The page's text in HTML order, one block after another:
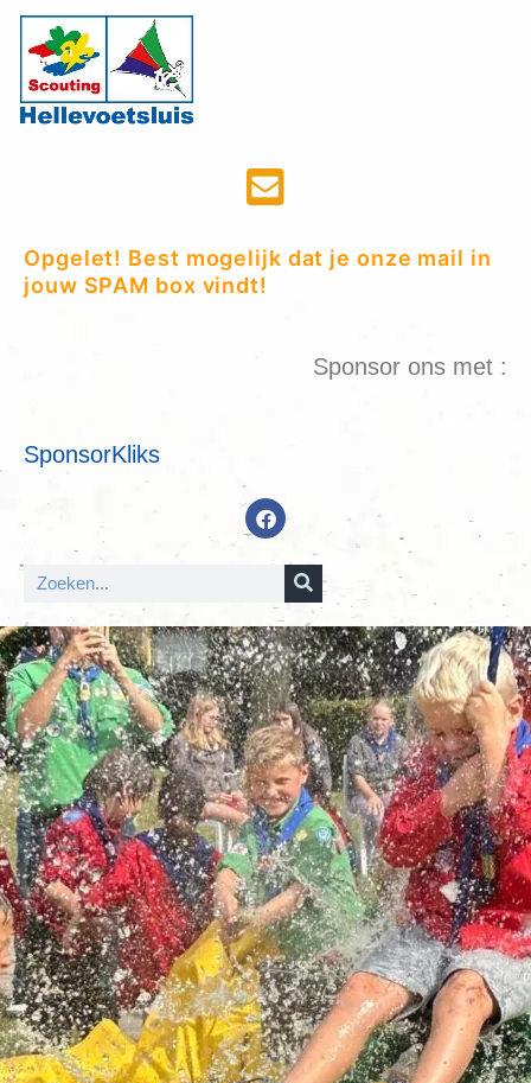
Opgelet! Best mogelijk dat je onze mail in
jouw SPAM box vindt!
Sponsor ons met :
SponsorKliks